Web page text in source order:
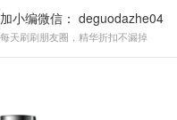
加小编微信：
每天刷刷朋友圈，精华折扣不漏掉